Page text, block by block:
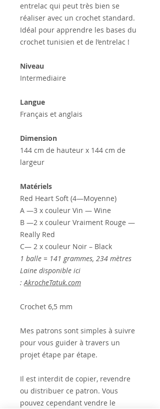
entrelac qui peut très bien se
réaliser avec un crochet standard.
Idéal pour apprendre les bases du
crochet tunisien et de l’entrelac !
Niveau
Intermediaire
Langue
Français et anglais
Dimension
144 cm de hauteur x 144 cm de
largeur
Matériels
Red Heart Soft (4—Moyenne)
A —3 x couleur Vin — Wine
B —2 x couleur Vraiment Rouge —
Really Red
C— 2 x couleur Noir – Black
1 balle = 141 grammes, 234 mètres
Laine disponible ici
:AkrocheTatuk.com
Crochet 6,5 mm
Mes patrons sont simples à suivre
pour vous guider à travers un
projet étape par étape.
Il est interdit de copier, revendre
ou distribuer ce patron. Vous
pouvez cependant vendre le